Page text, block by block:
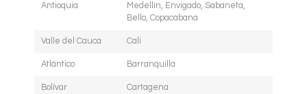
Antioquia
Medellín, Envigado, Sabaneta,
Bello, Copacabana
Valle del Cauca Cali
Atlántico Barranquilla
Bolívar Cartagena